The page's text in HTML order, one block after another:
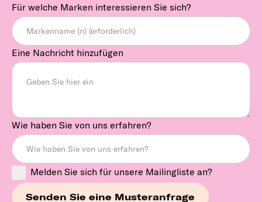
Für welche Marken interessieren Sie sich?
Eine Nachricht hinzufügen
Wie haben Sie von uns erfahren?
Melden Sie sich für unsere Mailingliste an?